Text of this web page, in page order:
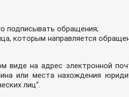
подписывать обращения;
которым направляется
виде на адрес электронной
или места нахождения
лиц“.